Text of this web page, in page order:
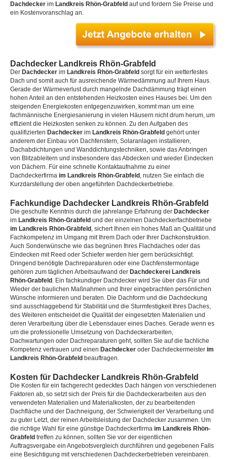
Dachdecker im Landkreis Rhön-Grabfeld auf und fordern Sie Preise und
ein Kostenvoranschlag an.
Dachdecker Landkreis Rhön-Grabfeld
Der Dachdecker im Landkreis Rhön-Grabfeld sorgt für ein wetterfestes
Dach und somit auch für ausreichende Wärmedämmung auf Ihrem Haus.
Gerade der Wärmeverlust durch mangelnde Dachdämmung trägt einen
hohen Anteil an den entstehenden Heizkosten eines Hauses bei. Um den
steigenden Energiekosten entgegenzuwirken, kommt man um eine
fachmännische Energiesanierung in vielen Häusern nicht drum herum, um
effizient die Heizkosten senken zu können. Zu den Aufgaben des
qualifizierten Dachdecker im Landkreis Rhön-Grabfeld gehört unter
anderem der Einbau von Dachfenstern, Solaranlagen installieren,
Dachabdichtungen und Wanddichtungstechniken, sowie das Anbringen
von Blitzableitern und insbesondere das Abdecken und wieder Eindecken
von Dächern. Für eine schnelle Kontaktaufnahme zu einer
Dachdeckerfirma im Landkreis Rhön-Grabfeld , nutzen Sie einfach die
Kurzdarstellung der oben angeführten Dachdeckerbetriebe.
Fachkundige Dachdecker Landkreis Rhön-Grabfeld
Die geschulte Kenntnis durch die jahrelange Erfahrung der Dachdecker
im Landkreis Rhön-Grabfeld und der einzelnen Dachdeckerfachbetriebe
im Landkreis Rhön-Grabfeld , sichert Ihnen ein hohes Maß an Qualität und
Fachkompetenz im Umgang mit Ihrem Dach oder Ihrer Dachkonstruktion.
Auch Sonderwünsche wie das begrünen Ihres Flachdaches oder das
Eindecken mit Reed oder Schiefer werden hier gern berücksichtigt.
Dringend benötigte Dachreparaturen oder eine Dachfenstermontage
gehören zum täglichen Arbeitsaufwand der Dachdeckerei Landkreis
Rhön-Grabfeld . Ein fachkundiger Dachdecker wird Sie über das Für und
Wieder der baulichen Maßnahmen und Ihrer eingebrachten persönlichen
Wünsche informieren und beraten. Die Dachform und die Dachdeckung
sind ausschlaggebend für Stabilität und die Sturmfestigkeit Ihres Daches,
des Weiteren entscheidet die Qualität der eingesetzten Materialien und
deren Verarbeitung über die Lebensdauer eines Daches. Gerade wenn es
um die professionelle Umsetzung von Dachdeckerarbeiten,
Dachwartungen oder Dachreparaturen geht, sollten Sie auf die fachliche
Kompetenz vertrauen und einen Dachdecker oder Dachdeckermeister im
Landkreis Rhön-Grabfeld beauftragen.
Kosten für Dachdecker Landkreis Rhön-Grabfeld
Die Kosten für ein fachgerecht gedecktes Dach hängen von verschiedenen
Faktoren ab, so setzt sich der Preis für die Dachdeckerarbeiten aus den
verwendeten Materialien und Materialkosten, der zu bearbeitenden
Dachfläche und der Dachneigung, der Schwierigkeit der Verarbeitung und
zu guter Letzt, der reinen Arbeitsleistung der Dachdecker zusammen. Um
die richtige Wahl für eine günstige Dachdeckerfirma im Landkreis Rhön-
Grabfeld treffen zu können, sollten Sie vor der eigentlichen
Auftragsvergabe ein Angebotsvergleich durchführen und gegebenen Falls
eine Besichtigung mit verschiedenen Dachdeckerbetrieben vereinbaren.